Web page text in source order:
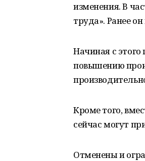
изменения. В
труда». Ранее
Начиная с этого
повышению
Кроме того,
сейчас могут
Отменены и